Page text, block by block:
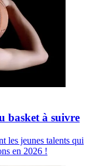
basket à suivre
les jeunes talents qui
en 2026 !